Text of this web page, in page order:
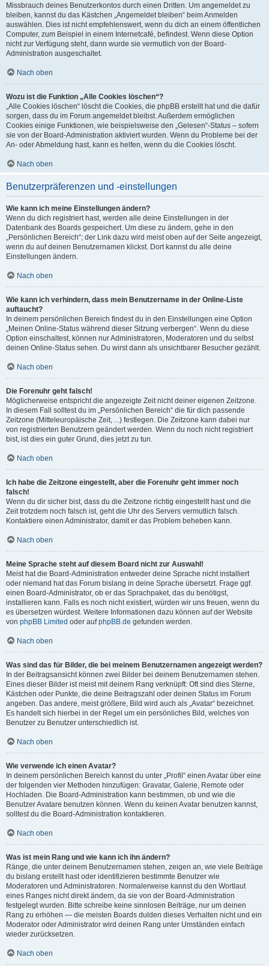
Missbrauch deines Benutzerkontos durch einen Dritten. Um angemeldet zu
bleiben, kannst du das Kästchen „Angemeldet bleiben“ beim Anmelden
auswählen. Dies ist nicht empfehlenswert, wenn du dich an einem öffentlichen
Computer, zum Beispiel in einem Internetcafé, befindest. Wenn diese Option
nicht zur Verfügung steht, dann wurde sie vermutlich von der Board-
Administration ausgeschaltet.
Nach oben
Wozu ist die Funktion „Alle Cookies löschen“?
„Alle Cookies löschen“ löscht die Cookies, die phpBB erstellt hat und die dafür
sorgen, dass du im Forum angemeldet bleibst. Außerdem ermöglichen
Cookies einige Funktionen, wie beispielsweise den „Gelesen“-Status – sofern
sie von der Board-Administration aktiviert wurden. Wenn du Probleme bei der
An- oder Abmeldung hast, kann es helfen, wenn du die Cookies löscht.
Nach oben
Benutzerpräferenzen und -einstellungen
Wie kann ich meine Einstellungen ändern?
Wenn du dich registriert hast, werden alle deine Einstellungen in der
Datenbank des Boards gespeichert. Um diese zu ändern, gehe in den
„Persönlichen Bereich“; der Link dazu wird meist oben auf der Seite angezeigt,
wenn du auf deinen Benutzernamen klickst. Dort kannst du alle deine
Einstellungen ändern.
Nach oben
Wie kann ich verhindern, dass mein Benutzername in der Online-Liste
auftaucht?
In deinem persönlichen Bereich findest du in den Einstellungen eine Option
„Meinen Online-Status während dieser Sitzung verbergen“. Wenn du diese
Option einschaltest, können nur Administratoren, Moderatoren und du selbst
deinen Online-Status sehen. Du wirst dann als unsichtbarer Besucher gezählt.
Nach oben
Die Forenuhr geht falsch!
Möglicherweise entspricht die angezeigte Zeit nicht deiner eigenen Zeitzone.
In diesem Fall solltest du im „Persönlichen Bereich“ die für dich passende
Zeitzone (Mitteleuropäische Zeit, ...) festlegen. Die Zeitzone kann dabei nur
von registrierten Benutzern geändert werden. Wenn du noch nicht registriert
bist, ist dies ein guter Grund, dies jetzt zu tun.
Nach oben
Ich habe die Zeitzone eingestellt, aber die Forenuhr geht immer noch
falsch!
Wenn du dir sicher bist, dass du die Zeitzone richtig eingestellt hast und die
Zeit trotzdem noch falsch ist, geht die Uhr des Servers vermutlich falsch.
Kontaktiere einen Administrator, damit er das Problem beheben kann.
Nach oben
Meine Sprache steht auf diesem Board nicht zur Auswahl!
Meist hat die Board-Administration entweder deine Sprache nicht installiert
oder niemand hat das Forum bislang in deine Sprache übersetzt. Frage ggf.
einen Board-Administrator, ob er das Sprachpaket, das du benötigst,
installieren kann. Falls es noch nicht existiert, würden wir uns freuen, wenn du
es übersetzen würdest. Weitere Informationen dazu können auf der Website
von phpBB Limited oder aufphpBB.de gefunden werden.
Nach oben
Was sind das für Bilder, die bei meinem Benutzernamen angezeigt werden?
In der Beitragsansicht können zwei Bilder bei deinem Benutzernamen stehen.
Eines dieser Bilder ist meist mit deinem Rang verknüpft: Oft sind dies Sterne,
Kästchen oder Punkte, die deine Beitragszahl oder deinen Status im Forum
angeben. Das andere, meist größere, Bild wird auch als „Avatar“ bezeichnet.
Es handelt sich hierbei in der Regel um ein persönliches Bild, welches von
Benutzer zu Benutzer unterschiedlich ist.
Nach oben
Wie verwende ich einen Avatar?
In deinem persönlichen Bereich kannst du unter „Profil“ einen Avatar über eine
der folgenden vier Methoden hinzufügen: Gravatar, Galerie, Remote oder
Hochladen. Die Board-Administration kann bestimmen, ob und wie die
Benutzer Avatare benutzen können. Wenn du keinen Avatar benutzen kannst,
solltest du die Board-Administration kontaktieren.
Nach oben
Was ist mein Rang und wie kann ich ihn ändern?
Ränge, die unter deinem Benutzernamen stehen, zeigen an, wie viele Beiträge
du bislang erstellt hast oder identifizieren bestimmte Benutzer wie
Moderatoren und Administratoren. Normalerweise kannst du den Wortlaut
eines Ranges nicht direkt ändern, da sie von der Board-Administration
festgelegt wurden. Bitte schreibe keine sinnlosen Beiträge, nur um deinen
Rang zu erhöhen — die meisten Boards dulden dieses Verhalten nicht und ein
Moderator oder Administrator wird deinen Rang unter Umständen einfach
wieder zurücksetzen.
Nach oben